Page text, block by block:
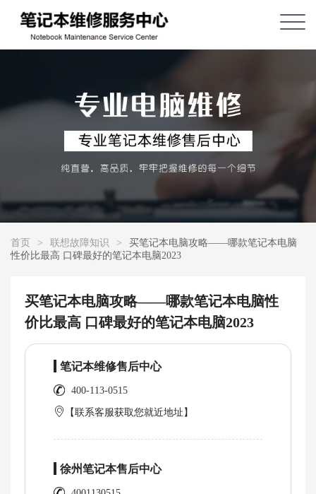
首页 > 联想故障知识 >
买笔记本电脑攻略——哪款笔记本电脑
性价比最高 口碑最好的笔记本电脑2023
买笔记本电脑攻略——哪款笔记本电脑性
价比最高 口碑最好的笔记本电脑2023
笔记本维修售后中心
400-113-0515
【联系客服获取您就近地址】
徐州笔记本售后中心